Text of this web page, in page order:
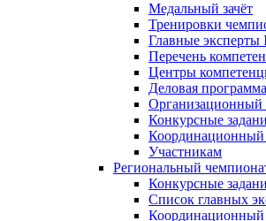
Медальный зачёт
Тренировки
Главные
Перечень
Центры
Деловая программа
Организационный
Конкурсные
Координационный
Участникам
Региональный
Конкурсные
Список главных
Координационный